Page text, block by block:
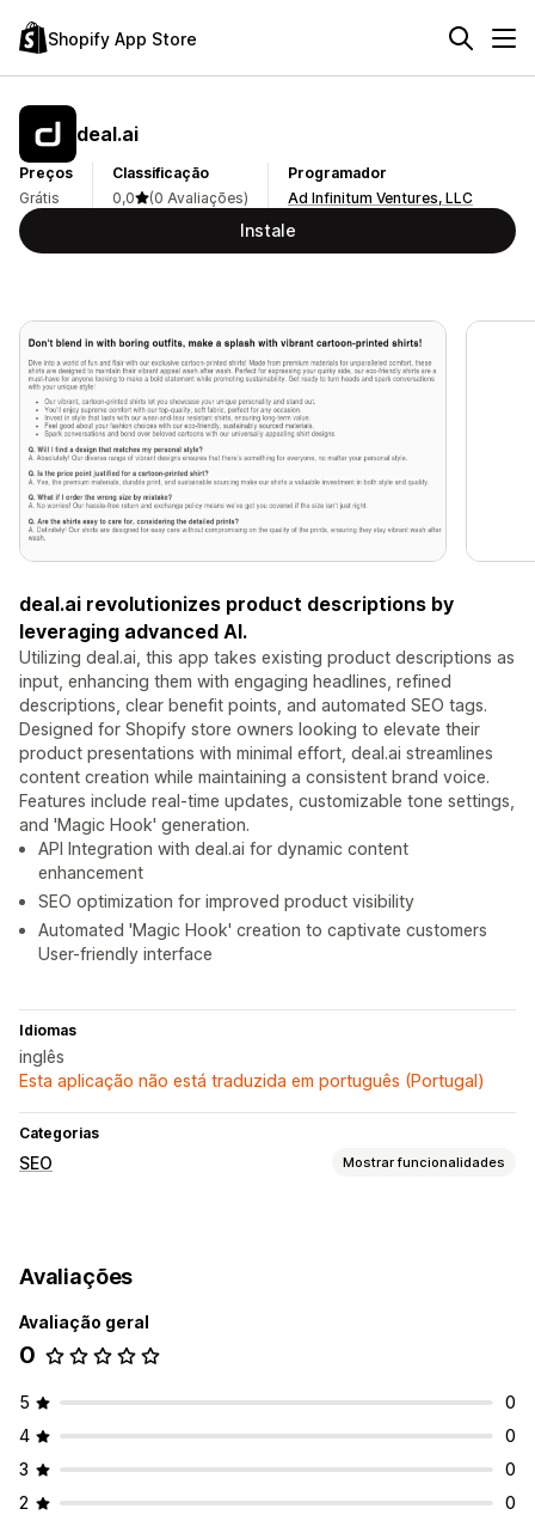
Shopify App Store
deal.ai
Preços
Grátis
Classificação
0,0
(0 Avaliações)
Programador
Ad Infinitum Ventures, LLC
Instale
deal.ai revolutionizes product descriptions by
leveraging advanced AI.
Utilizing deal.ai, this app takes existing product descriptions as
input, enhancing them with engaging headlines, refined
descriptions, clear benefit points, and automated SEO tags.
Designed for Shopify store owners looking to elevate their
product presentations with minimal effort, deal.ai streamlines
content creation while maintaining a consistent brand voice.
Features include real-time updates, customizable tone settings,
and 'Magic Hook' generation.
API Integration with deal.ai for dynamic content
enhancement
SEO optimization for improved product visibility
Automated 'Magic Hook' creation to captivate customers
User-friendly interface
Idiomas
inglês
Esta aplicação não está traduzida em português (Portugal)
Categorias
SEO Mostrar funcionalidades
Geração por IA
Monitorização do desempenho
Pontuação SEO Tráfego de website
Avaliações
Avaliação geral
0
5
0
4
0
3
0
2
0